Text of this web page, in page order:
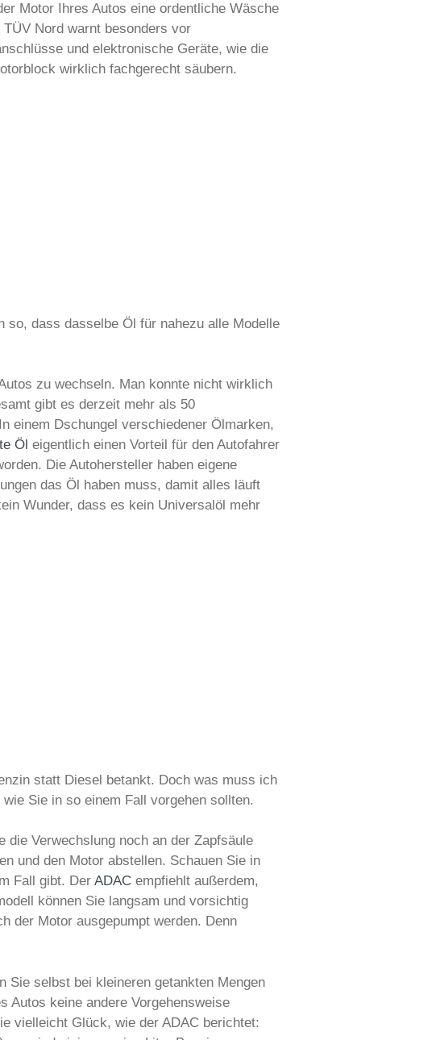
Motor Ihres Autos eine ordentliche Wäsche
Nord warnt besonders vor
und elektronische Geräte, wie die
wirklich fachgerecht säubern.
dass dasselbe Öl für nahezu alle Modelle
zu wechseln. Man konnte nicht wirklich
gibt es derzeit mehr als 50
einem Dschungel verschiedener Ölmarken,
Öl eigentlich einen Vorteil für den Autofahrer
Die Autohersteller haben eigene
das Öl haben muss, damit alles läuft
Wunder, dass es kein Universalöl mehr
statt Diesel betankt. Doch was muss ich
Sie in so einem Fall vorgehen sollten.
Verwechslung noch an der Zapfsäule
und den Motor abstellen. Schauen Sie in
Fall gibt. Der ADAC empfiehlt außerdem,
können Sie langsam und vorsichtig
der Motor ausgepumpt werden. Denn
Sie selbst bei kleineren getankten Mengen
Autos keine andere Vorgehensweise
vielleicht Glück, wie der ADAC berichtet: